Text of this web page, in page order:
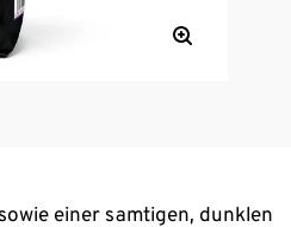
einer samtigen, dunklen